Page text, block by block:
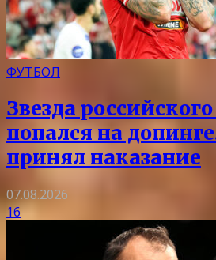
ФУТБОЛ
Звезда
попался на
принял наказание
07.08.2026
16